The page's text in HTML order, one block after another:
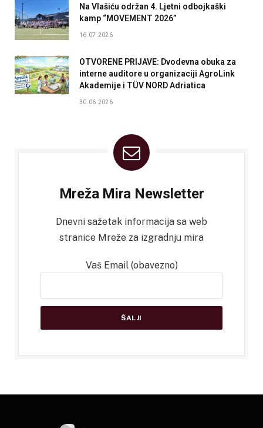
Na Vlašiću održan 4. Ljetni odbojkaški
kamp “MOVEMENT 2026”
16.07.2026
OTVORENE PRIJAVE: Dvodevna obuka za
interne auditore u organizaciji AgroLink
Akademije i TÜV NORD Adriatica
30.06.2026
Mreža Mira Newsletter
Dnevni sažetak informacija sa web
stranice Mreže za izgradnju mira
Vaš Email (obavezno)